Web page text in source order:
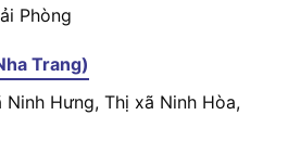
Phòng
Trang)
Hưng, Thị xã Ninh Hòa,